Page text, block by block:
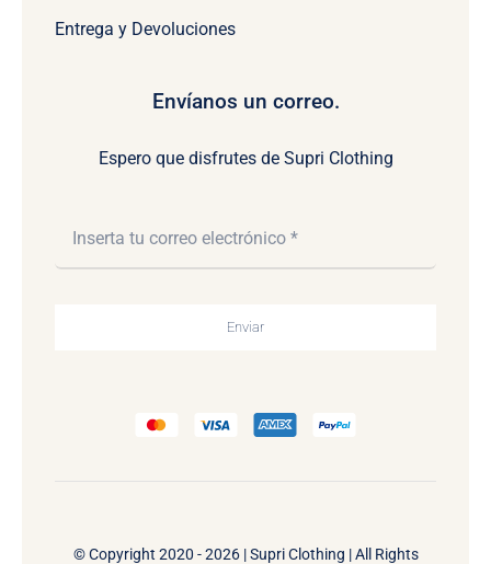
Entrega y Devoluciones
Envíanos un correo.
Espero que disfrutes de Supri Clothing
Enviar
© Copyright 2020 - 2026 | Supri Clothing | All Rights